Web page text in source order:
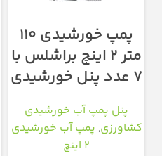
پمپ خورشیدی ۱۱۰
متر ۲ اینچ براشلس با
۷ عدد پنل خورشیدی
پنل پمپ آب خورشیدی
کشاورزی, پمپ آب خورشیدی
2 اینچ